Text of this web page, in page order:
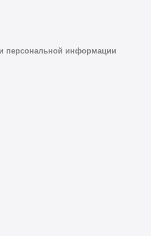
персональной информации